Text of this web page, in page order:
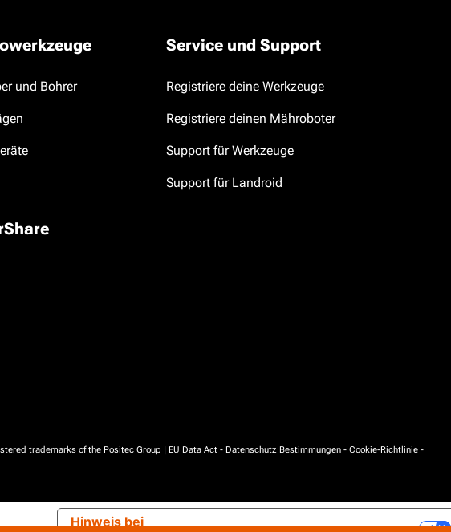
und Bohrer
Service und Support
Registriere deine Werkzeuge
Registriere deinen Mähroboter
Support für Werkzeuge
Support für Landroid
trademarks of the Positec Group | EU Data Act - Datenschutz Bestimmungen - Cookie-Richtlinie -
Hinweis bei
Ihre Datenschutzeinstellungen